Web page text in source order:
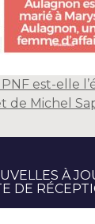
est-elle
de Michel
À
DE